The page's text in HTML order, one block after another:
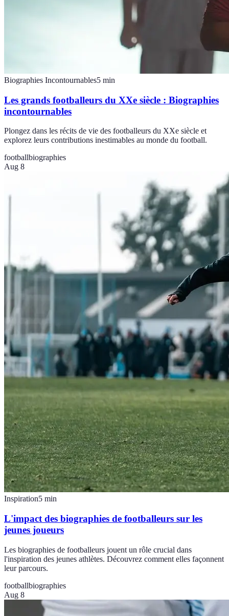
Biographies Incontournables5 min
Les grands footballeurs du XXe siècle : Biographies
incontournables
Plongez dans les récits de vie des footballeurs du XXe siècle et
explorez leurs contributions inestimables au monde du football.
footballbiographies
Aug 8
Inspiration5 min
L'impact des biographies de footballeurs sur les
jeunes joueurs
Les biographies de footballeurs jouent un rôle crucial dans
l'inspiration des jeunes athlètes. Découvrez comment elles façonnent
leur parcours.
footballbiographies
Aug 8